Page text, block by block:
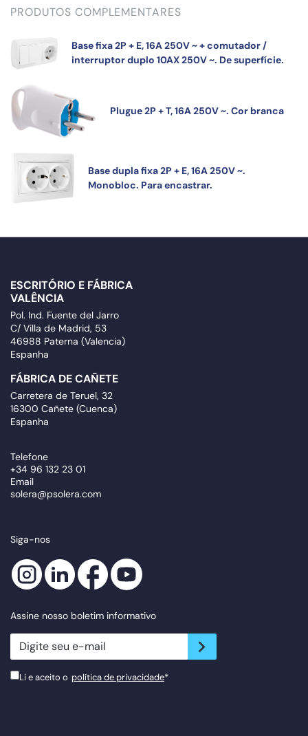
PRODUTOS COMPLEMENTARES
Base fixa 2P + E, 16A 250V ~ + comutador /
interruptor duplo 10AX 250V ~. De superfície.
Plugue 2P + T, 16A 250V ~. Cor branca
Base dupla fixa 2P + E, 16A 250V ~.
Monobloc. Para encastrar.
ESCRITÓRIO E FÁBRICA
VALÊNCIA
Pol. Ind. Fuente del Jarro
C/ Villa de Madrid, 53
46988 Paterna (Valencia)
Espanha
FÁBRICA DE CAÑETE
Carretera de Teruel, 32
16300 Cañete (Cuenca)
Espanha
Telefone
+34 96 132 23 01
Email
solera@psolera.com
Siga-nos
Assine nosso boletim informativo
newsletter.suscribe
Li e aceito o política de privacidade*